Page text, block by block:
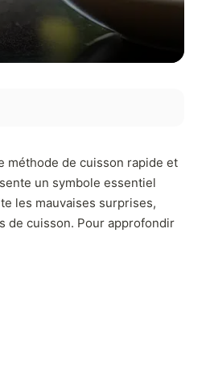
méthode de cuisson rapide et
un symbole essentiel
les mauvaises surprises,
de cuisson. Pour approfondir